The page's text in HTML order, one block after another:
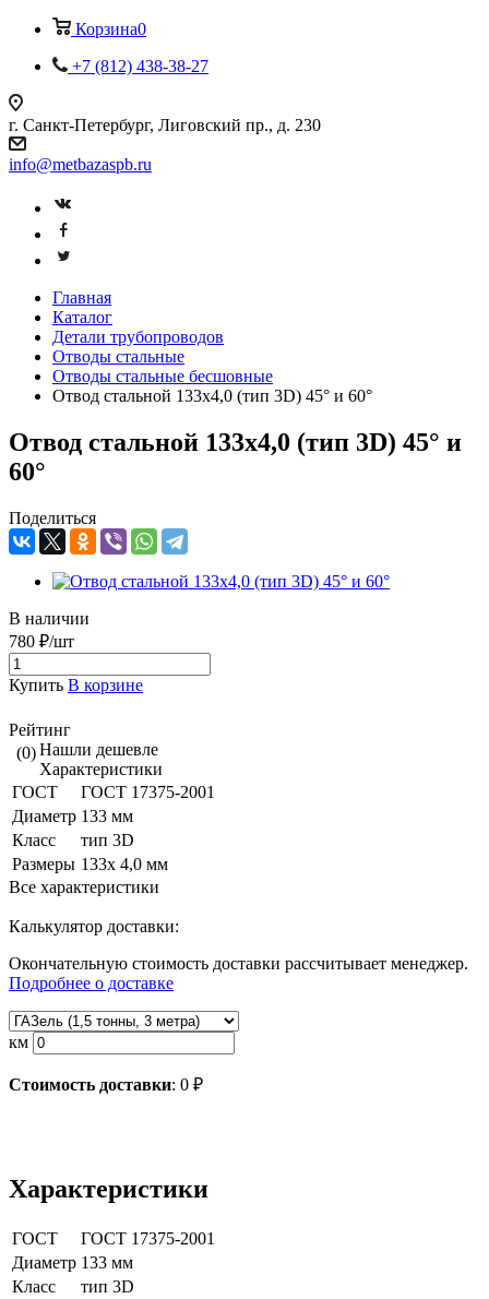
Корзина0
+7 (812) 438-38-27
г. Санкт-Петербург, Лиговский пр., д. 230
info@metbazaspb.ru
Главная
Каталог
Детали трубопроводов
Отводы стальные
Отводы стальные бесшовные
Отвод стальной 133х4,0 (тип 3D) 45° и 60°
Отвод стальной 133х4,0 (тип 3D) 45° и
60°
Поделиться
В наличии
780 ₽/шт
Купить В корзине
Рейтинг
(0)Нашли дешевле
Характеристики
ГОСТ
ГОСТ 17375-2001
Диаметр 133 мм
Класс
тип 3D
Размеры 133х 4,0 мм
Все характеристики
Калькулятор доставки:
Окончательную стоимость доставки рассчитывает менеджер.
Подробнее о доставке
км
Стоимость доставки: 0 ₽
Характеристики
ГОСТ
ГОСТ 17375-2001
Диаметр 133 мм
Класс
тип 3D